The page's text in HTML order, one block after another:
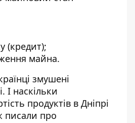
(кредит);
майна.
змушені
І наскільки
продуктів в Дніпрі
писали про